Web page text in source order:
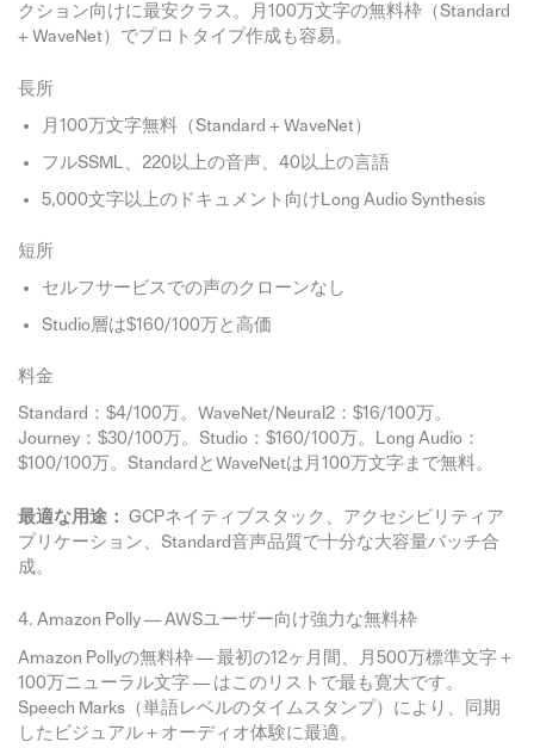
クション向けに最安クラス。月100万文字の無料枠（Standard
+ WaveNet）でプロトタイプ作成も容易。
長所
月100万文字無料（Standard + WaveNet）
フルSSML、220以上の音声、40以上の言語
5,000文字以上のドキュメント向けLong Audio Synthesis
短所
セルフサービスでの声のクローンなし
Studio層は$160/100万と高価
料金
Standard：$4/100万。WaveNet/Neural2：$16/100万。
Journey：$30/100万。Studio：$160/100万。Long Audio：
$100/100万。StandardとWaveNetは月100万文字まで無料。
最適な用途： GCPネイティブスタック、アクセシビリティア
プリケーション、Standard音声品質で十分な大容量バッチ合
成。
4. Amazon Polly — AWSユーザー向け強力な無料枠
Amazon Pollyの無料枠 — 最初の12ヶ月間、月500万標準文字＋
100万ニューラル文字 — はこのリストで最も寛大です。
Speech Marks（単語レベルのタイムスタンプ）により、同期
したビジュアル＋オーディオ体験に最適。